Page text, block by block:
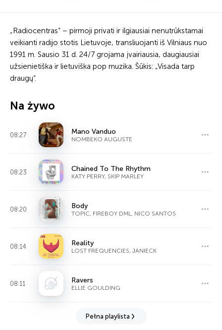
„Radiocentras“ – pirmoji privati ir ilgiausiai nenutrūkstamai
veikianti radijo stotis Lietuvoje, transliuojanti iš Vilniaus nuo
1991 m. Sausio 31 d. 24/7 grojama įvairiausia, daugiausiai
užsienietiška ir lietuviška pop muzika. Šūkis: „Visada tarp
draugų“.
Na żywo
08:27 Mano Vanduo
NOMBEKO AUGUSTE
08:23 Chained To The Rhythm
KATY PERRY, SKIP MARLEY
08:20 Body
TOPIC, FIREBOY DML, NICO SANTOS
08:14 Reality
LOST FREQUENCIES, JANIECK
08:11 Ravers
ELLIE GOULDING
Pełna playlista